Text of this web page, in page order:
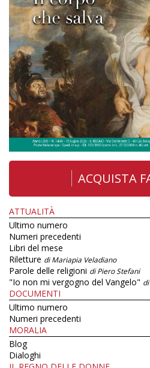
ACQUISTA
ATTUALITÀ
Ultimo numero
Numeri precedenti
Libri del mese
Riletture di Mariapia Veladiano
Parole delle religioni di Piero Stefani
"Io non mi vergogno del Vangelo"
DOCUMENTI
Ultimo numero
Numeri precedenti
MORALIA
Blog
Dialoghi